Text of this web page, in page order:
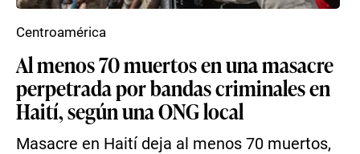
Al menos 70 muertos en una masacre
perpetrada por bandas criminales en
Haití, según una ONG local
Masacre en Haití deja al menos 70 muertos,
Centroamérica